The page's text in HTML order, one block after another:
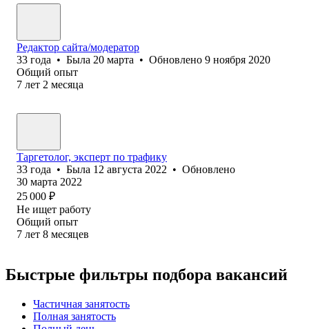
Редактор сайта/модератор
33 года • Была 20 марта • Обновлено 9 ноября 2020
Общий опыт
7 лет 2 месяца
Таргетолог, эксперт по трафику
33 года • Была 12 августа 2022 • Обновлено
30 марта 2022
25 000 ₽
Не ищет работу
Общий опыт
7 лет 8 месяцев
Быстрые фильтры подбора вакансий
Частичная занятость
Полная занятость